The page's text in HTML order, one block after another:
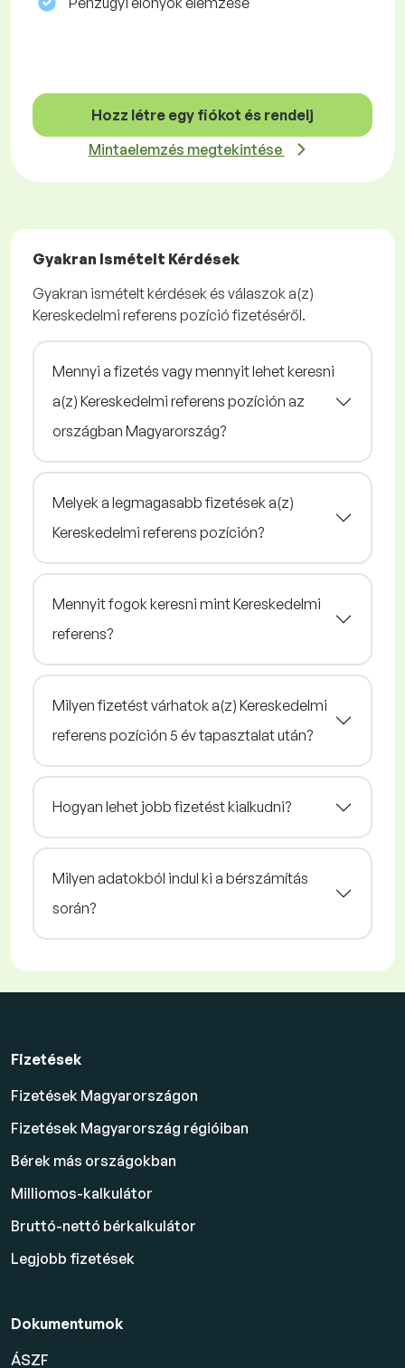
Hozz létre egy fiókot és rendelj
Mintaelemzés megtekintése
Gyakran Ismételt Kérdések
Gyakran ismételt kérdések és válaszok a(z)
Kereskedelmi referens pozíció fizetéséről.
Mennyi a fizetés vagy mennyit lehet keresni
a(z) Kereskedelmi referens pozíción az
országban Magyarország?
Melyek a legmagasabb fizetések a(z)
Kereskedelmi referens pozíción?
Mennyit fogok keresni mint Kereskedelmi
referens?
Milyen fizetést várhatok a(z) Kereskedelmi
referens pozíción 5 év tapasztalat után?
Hogyan lehet jobb fizetést kialkudni?
Milyen adatokból indul ki a bérszámítás
során?
Fizetések
Fizetések Magyarországon
Fizetések Magyarország régióiban
Bérek más országokban
Milliomos-kalkulátor
Bruttó-nettó bérkalkulátor
Legjobb fizetések
Dokumentumok
ÁSZF